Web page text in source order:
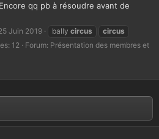
qq pb à résoudre avant de
Juin 2019 bally circus
circus
12 Forum: Présentation des membres et